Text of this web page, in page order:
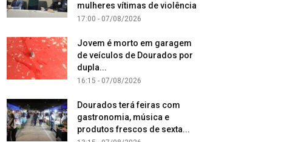
mulheres vítimas de violência
17:00 - 07/08/2026
Jovem é morto em garagem
de veículos de Dourados por
dupla...
16:15 - 07/08/2026
Dourados terá feiras com
gastronomia, música e
produtos frescos de sexta...